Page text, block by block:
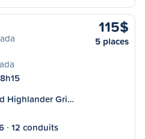
115$
5 places
Highlander Gri…
12 conduits